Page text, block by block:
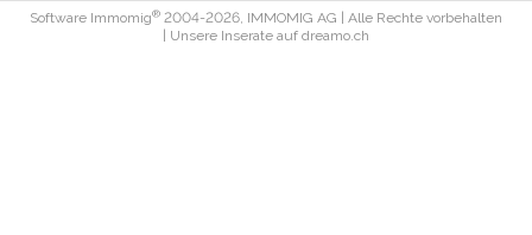
Software Immomig® 2004-2026, IMMOMIG AG | Alle Rechte vorbehalten
| Unsere Inserate auf dreamo.ch